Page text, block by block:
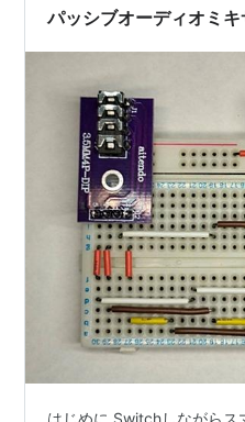
できなさそうなので、ブレ
パッシブオーディオミ
はじめに Switchしながらス